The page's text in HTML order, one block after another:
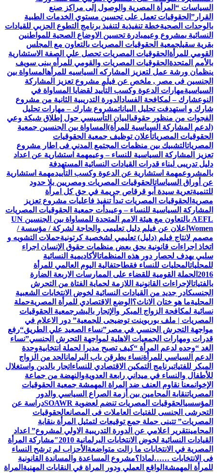
السياسات “المرأة المصرية والوصول إلى مراكز صنع
القرار” الحقوقيات تعمل على تحسين مستوي الخدمات الطبية
بالوحدات الصحيةخطة تنفيذية لتنفيذ برنامج التطوع الحزبي للقيادات
النسائية بمشروع وعيمبادرة تحسين الاوضاع الصحية للمواطنين
بقرية سقيلجمعية الحقوقيات المصريات بالتعاون مع المجلس
القومي للمرأة الحقوقيات المصريات تحصل علي الصفة الاستشارية
بالأمم المتحدة الحقوقيات المصريات والقومي للمرأه ببنى سويف
ينظمان ورشة عمل لتعزيز المشاركه السياسيه للمرأهالمساواة بين
الجنسين فى مصر , ملخص عن فيلم مشروع تعزيز المشاركة
السياسيةمهارات الدعوة وكسب التأييد لقضايا المساواة في
النوعشارك – لمكافحة الفساد الدورة التدريبية الثانية من مشروع
شارك و استهدفت تحليل البياناتمشروع شارك – مهارات تحليل
الفجوات من منظور حقوقىالبيان التأسيسي حول إطلاق شبكة وعي
(لدعم المشاركة السياسية للمرأة) المساواة بين الجنسين جمعية
الحقوقيات المصرياتأعلان توظيف جمعية الحقوقيات
المصرياتالتشبيك بين منظمات المجتمع المدني فى اطار مشروع
تعزيز المشاركة السياسية للنساء – وعيمهمة استشارية عن اعداد
دليل تدريبى لبناء قدرات القيادات النسائية المستهدفة
بالمشروعمهمة استشارية عن الدعوة وكسب التأييدمهمة استشارية
عن أوراق السياساتالحقوقيات المصريات ومصريين بلا حدود
للتنميةتعرية سيدة أبو قرقاص جريمة في حق كل امرأة
مصرية الحقوقيات المصريات تبدأ تنفيذ فاعليات مشروع تعزيز
المشاركة السياسية للنساء – وعيبدأت جمعية الحقوقيات المصريات
AEFL بالتعاون مع هيئة الامم المتحدة للمساواة بين الجنسين UN
Women اعلان عن فيلم دليل تعليمى والحاجة لشركة / مؤسسة /
مصمم لانتاج فيلم (دليل) تعليمي لشخصية كرتونيةحملات التشويه و
اتخاذ اجراءات قانونية بحق بعض منظمات حقوق الإنسان اجراء
سلبي يهدف لحصار دور هذه المنظماتالأكاديمية النسائية
للمحلياتالمحليات للنساء فقطاحتفالية اليوم العالمي للمرأة
2016 الحملة القومية للقضاء على الممارسات الاربعة الضارة
بالفتياتالإجراءات القانونية اللازمة لحماية الفتاة من التحرش
الجنسىكادر جديد من القيادات النسائية لخوض الانتخابات الشعبية
المحليةما هو ختان الاناث؟ الوضع الاقتصادي للمرأة المصريةحملة
نسائية لمكافحة الزواج المبكر والإتجار بالبشر جمعية الحقوقيات
المصريات | ملف بوربوينت توضيحى للجمعية” دور الاعلام في
مواجهة التحرش الجنسي في مصر”نساء الصعيد علي الطريق“رفع
قدرات ومهارات الجمعيات الاهلية لمواجهة التحرش الجنسي”نساء
الغد “وحده لدعم المرأة “كيف تصبح مديرا لحملة انتخابيةوحدة
الدعم السياسي للمرأةنساء يطرقن باب البرلمانالحد من الزواج
المبكر للفتياتبرنامج التمكين الاقتصادي للنساء اتجار بالدين واستغلال
للأطفال والنساء في ميداني رابعة العدويةوالنهضة من جماعة
الإخوانمعنا نقاوم العنف ضد المراة المهمشة جمعية الحقوقيات
المصرياتنقابة المحامين بين أزمة الصراع السياسي والدور
المؤسسيالحقوقيات المصريات تنضم لعضوية SOAWR
دراسة عن
التحرشى الجنسى للفتيات العاملات فى المصانعالحقوقيات
المصريات” تتبنى حملة جمع توقيعات لتمثيل المرأة بنقابة
المحامينتقرير اعلامي عن الدورة التدريبية الاولي لمشروع” اعداد
القيادات النسائية لخوض الانتخابات البرلمانية 2010″
مشاركة المرأة
المصرية في الانتخابات ما زالت متواضعة الأحزاب لم ترشح النساء
فى الانتخابات ……لماذا؟مشروع المساعدة والمساندة القانونية
للمرأة المهمشة الواقع العملي ودور المراة في النقابات المهنية المراة